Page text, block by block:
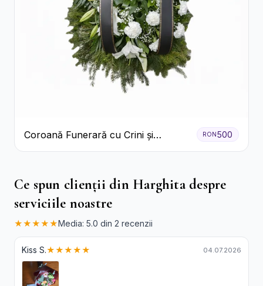
Coroană Funerară cu Crini și
Garoafe Albe
RON500
Ce spun clienții din Harghita despre
serviciile noastre
★★★★★Media: 5.0 din 2 recenzii
Kiss S.★★★★★ 04.07.2026